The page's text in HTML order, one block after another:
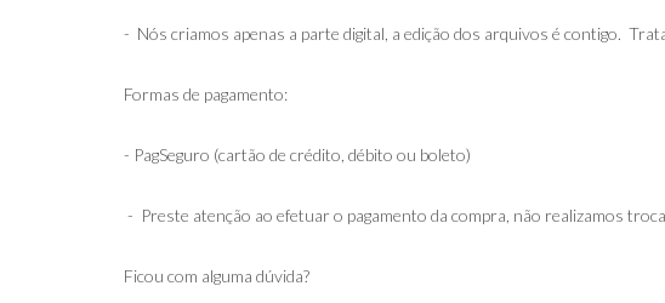
- Nós criamos apenas a parte digital, a edição dos arquivos é contigo.
Formas de pagamento:
- PagSeguro (cartão de crédito, débito ou boleto)
- Preste atenção ao efetuar o pagamento da compra, não realizamos
Ficou com alguma dúvida?